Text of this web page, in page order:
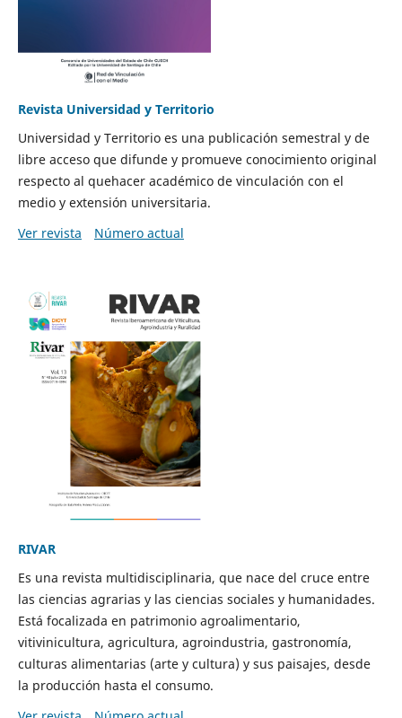
Revista Universidad y Territorio
Universidad y Territorio es una publicación semestral y de
libre acceso que difunde y promueve conocimiento original
respecto al quehacer académico de vinculación con el
medio y extensión universitaria.
Ver revista
Número actual
RIVAR
Es una revista multidisciplinaria, que nace del cruce entre
las ciencias agrarias y las ciencias sociales y humanidades.
Está focalizada en patrimonio agroalimentario,
vitivinicultura, agricultura, agroindustria, gastronomía,
culturas alimentarias (arte y cultura) y sus paisajes, desde
la producción hasta el consumo.